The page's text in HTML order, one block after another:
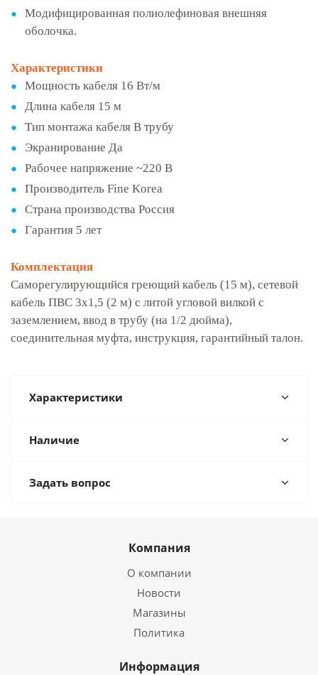
Модифицированная полиолефиновая внешняя
оболочка.
Характеристики
Мощность кабеля 16 Вт/м
Длина кабеля 15 м
Тип монтажа кабеля В трубу
Экранирование Да
Рабочее напряжение ~220 В
Производитель Fine Korea
Страна производства Россия
Гарантия 5 лет
Комплектация
Саморегулирующийся греющий кабель (15 м), сетевой
кабель ПВС 3х1,5 (2 м) с литой угловой вилкой с
заземлением, ввод в трубу (на 1/2 дюйма),
соединительная муфта, инструкция, гарантийный талон.
Характеристики
Наличие
Задать вопрос
Компания
О компании
Новости
Магазины
Политика
Информация